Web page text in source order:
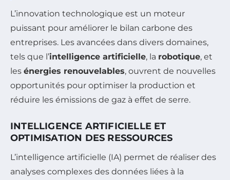
L’innovation technologique est un moteur
puissant pour améliorer le bilan carbone des
entreprises. Les avancées dans divers domaines,
tels que l’intelligence artificielle, la robotique, et
les énergies renouvelables, ouvrent de nouvelles
opportunités pour optimiser la production et
réduire les émissions de gaz à effet de serre.
INTELLIGENCE ARTIFICIELLE ET
OPTIMISATION DES RESSOURCES
L’intelligence artificielle (IA) permet de réaliser des
analyses complexes des données liées à la